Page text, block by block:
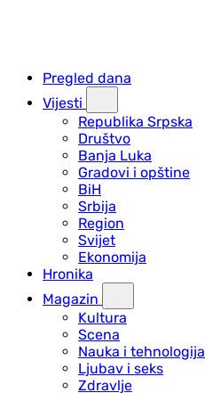
Pregled dana
Vijesti
Republika Srpska
Društvo
Banja Luka
Gradovi i opštine
BiH
Srbija
Region
Svijet
Ekonomija
Hronika
Magazin
Kultura
Scena
Nauka i tehnologija
Ljubav i seks
Zdravlje